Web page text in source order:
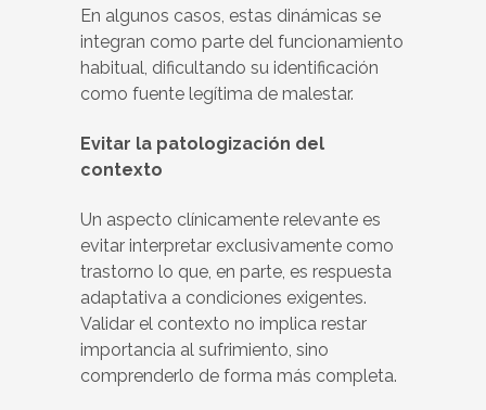
En algunos casos, estas dinámicas se
integran como parte del funcionamiento
habitual, dificultando su identificación
como fuente legítima de malestar.
Evitar la patologización del
contexto
Un aspecto clínicamente relevante es
evitar interpretar exclusivamente como
trastorno lo que, en parte, es respuesta
adaptativa a condiciones exigentes.
Validar el contexto no implica restar
importancia al sufrimiento, sino
comprenderlo de forma más completa.